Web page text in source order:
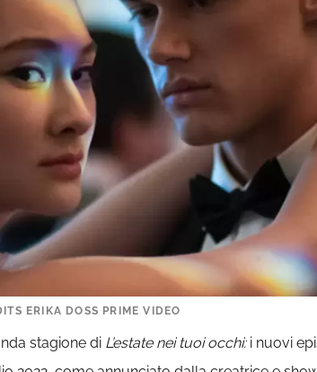
ERIKA DOSS PRIME VIDEO
stagione di L’estate nei tuoi occhi: i nuovi